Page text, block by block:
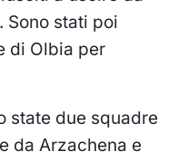
Sono stati poi
di Olbia per
state due squadre
da Arzachena e